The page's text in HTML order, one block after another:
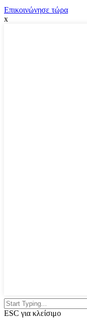
Επικοινώνησε τώρα
x
ESC για κλείσιμο